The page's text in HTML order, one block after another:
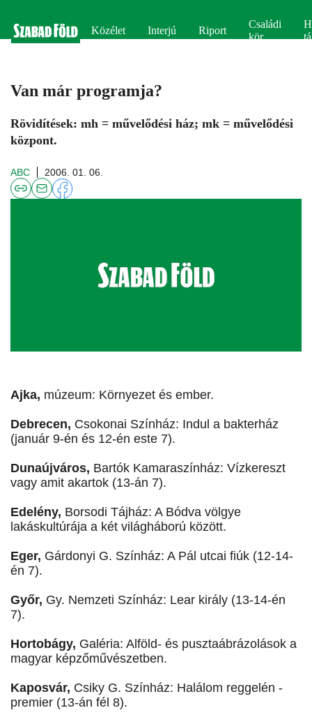
Közélet Interjú Riport
Családi
kör
Van már programja?
Rövidítések: mh = művelődési ház; mk = művelődési
központ.
ABC 2006. 01. 06.
Ajka, múzeum: Környezet és ember.
Debrecen, Csokonai Színház: Indul a bakterház
(január 9-én és 12-én este 7).
Dunaújváros, Bartók Kamaraszínház: Vízkereszt
vagy amit akartok (13-án 7).
Edelény, Borsodi Tájház: A Bódva völgye
lakáskultúrája a két világháború között.
Eger, Gárdonyi G. Színház: A Pál utcai fiúk (12-14-
én 7).
Győr, Gy. Nemzeti Színház: Lear király (13-14-én
7).
Hortobágy, Galéria: Alföld- és pusztaábrázolások a
magyar képzőművészetben.
Kaposvár, Csiky G. Színház: Halálom reggelén -
premier (13-án fél 8).